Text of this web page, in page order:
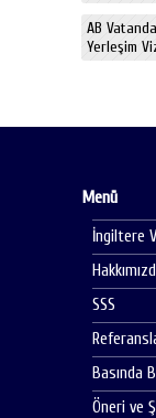
AB
Yerleşim
Menü
İngiltere
SSS
Basında
Öneri ve